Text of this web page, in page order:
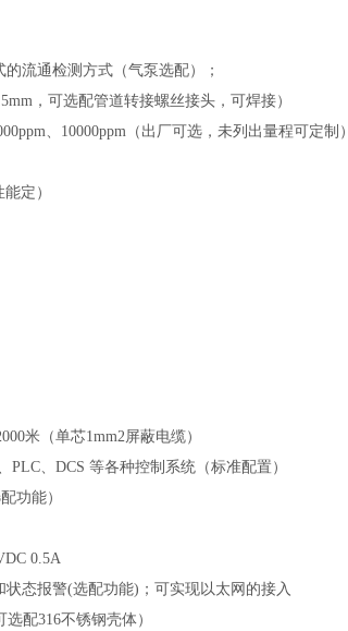
流通检测方式（气泵选配）；
，可选配管道转接螺丝接头，可焊接）
、10000ppm （ 出厂可选，未列出量程可定制）
定）
米（单芯1mm2屏蔽电缆）
、DCS 等各种控制系统（标准配置）
功能）
0.5A
态报警(选配功能)；可实现以太网的接入
配316不锈钢壳体）